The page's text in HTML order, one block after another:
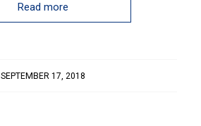
Read more
SEPTEMBER 17, 2018